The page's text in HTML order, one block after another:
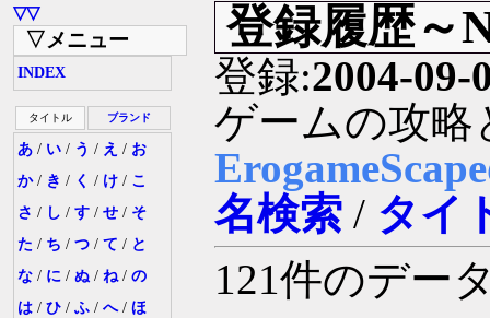
▽▽
▽メニュー
INDEX
タイトル ブランド
あ / い / う / え / お
か/ き / く / け / こ
さ / し / す / せ / そ
た / ち / つ / て / と
な / に / ぬ / ね/ の
は / ひ / ふ / へ/ ほ
登録履歴～
登録:2004-09-
ゲームの攻略
名検索 / タイ
121件のデー